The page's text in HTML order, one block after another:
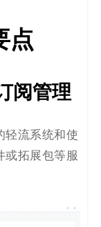
点
阅管理
轻流系统和使
或拓展包等服